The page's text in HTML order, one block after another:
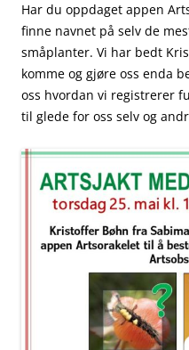
Har du oppdaget appen
finne navnet på selv de
småplanter. Vi har bedt
komme og gjøre oss enda
oss hvordan vi registrerer
til glede for oss selv og